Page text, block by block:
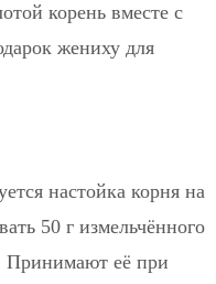
корень вместе с
жениху для
настойка корня на
50 г измельчённого
Принимают её при